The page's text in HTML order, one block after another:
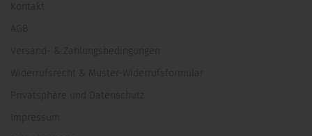
Kontakt
AGB
Versand- & Zahlungsbedingungen
Widerrufsrecht & Muster-Widerrufsformular
Privatsphäre und Datenschutz
Impressum